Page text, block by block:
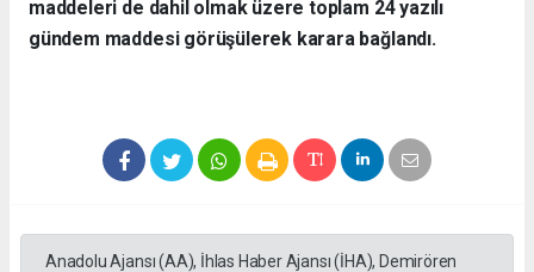
maddeleri de dahil olmak üzere toplam 24 yazılı
gündem maddesi görüşülerek karara bağlandı.
Anadolu Ajansı (AA), İhlas Haber Ajansı (İHA), Demirören